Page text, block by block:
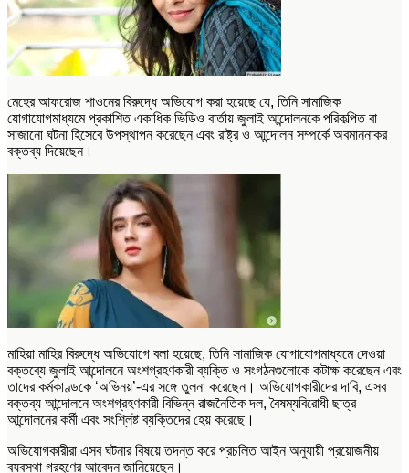
মেহের আফরোজ শাওনের বিরুদ্ধে অভিযোগ করা হয়েছে যে, তিনি সামাজিক
যোগাযোগমাধ্যমে প্রকাশিত একাধিক ভিডিও বার্তায় জুলাই আন্দোলনকে পরিকল্পিত বা
সাজানো ঘটনা হিসেবে উপস্থাপন করেছেন এবং রাষ্ট্র ও আন্দোলন সম্পর্কে অবমাননাকর
বক্তব্য দিয়েছেন।
মাহিয়া মাহির বিরুদ্ধে অভিযোগে বলা হয়েছে, তিনি সামাজিক যোগাযোগমাধ্যমে দেওয়া
বক্তব্যে জুলাই আন্দোলনে অংশগ্রহণকারী ব্যক্তি ও সংগঠনগুলোকে কটাক্ষ করেছেন এবং
তাদের কর্মকাণ্ডকে ‘অভিনয়’-এর সঙ্গে তুলনা করেছেন। অভিযোগকারীদের দাবি, এসব
বক্তব্য আন্দোলনে অংশগ্রহণকারী বিভিন্ন রাজনৈতিক দল, বৈষম্যবিরোধী ছাত্র
আন্দোলনের কর্মী এবং সংশ্লিষ্ট ব্যক্তিদের হেয় করেছে।
অভিযোগকারীরা এসব ঘটনার বিষয়ে তদন্ত করে প্রচলিত আইন অনুযায়ী প্রয়োজনীয়
ব্যবস্থা গ্রহণের আবেদন জানিয়েছেন।